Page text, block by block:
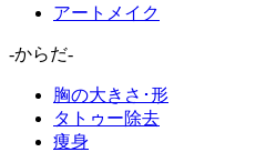
アートメイク
-からだ-
胸の大きさ･形
タトゥー除去
痩身